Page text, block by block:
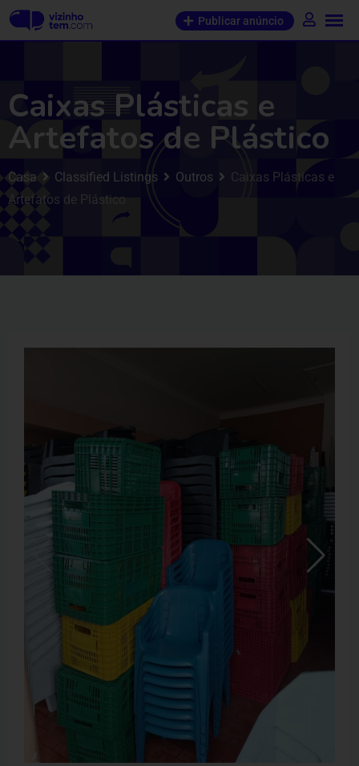
Publicar anúncio
Caixas Plásticas e
Artefatos de Plástico
Casa Classified Listings Outros
Caixas Plásticas e
Artefatos de Plástico